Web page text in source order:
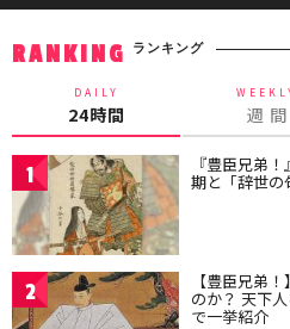
RANKING ランキング
DAILY
24時間 週 間
1 『豊臣兄弟
期と「辞世
2 【豊臣兄弟
のか？ 天下
で一挙紹介